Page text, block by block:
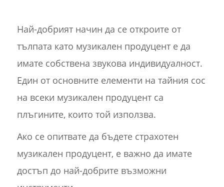
Най-добрият начин да се откроите от
тълпата като музикален продуцент е да
имате собствена звукова индивидуалност.
Един от основните елементи на тайния сос
на всеки музикален продуцент са
плъгините, които той използва.
Ако се опитвате да бъдете страхотен
музикален продуцент, е важно да имате
достъп до най-добрите възможни